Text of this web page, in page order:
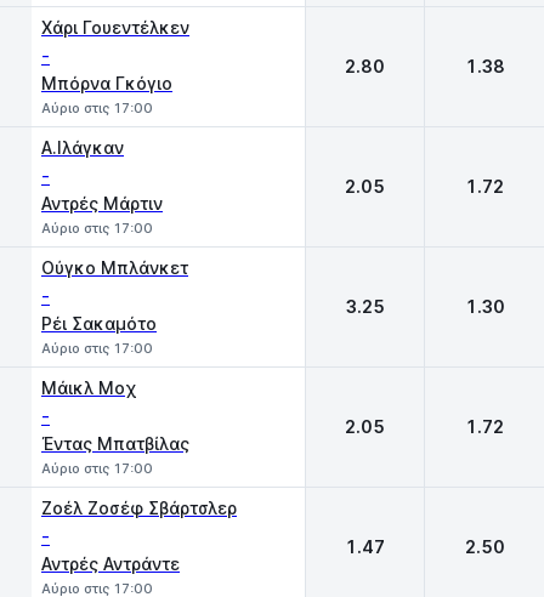
Χάρι Γουεντέλκεν
-
Μπόρνα Γκόγιο
Αύριο στις 17:00
2.80 1.38
Α.Ιλάγκαν
-
Αντρές Μάρτιν
Αύριο στις 17:00
2.05 1.72
Oύγκο Μπλάνκετ
-
Ρέι Σακαμότο
Αύριο στις 17:00
3.25 1.30
Mάικλ Μοχ
-
Έντας Μπατβίλας
Αύριο στις 17:00
2.05 1.72
Ζοέλ Ζοσέφ Σβάρτσλερ
-
Αντρές Αντράντε
Αύριο στις 17:00
1.47 2.50